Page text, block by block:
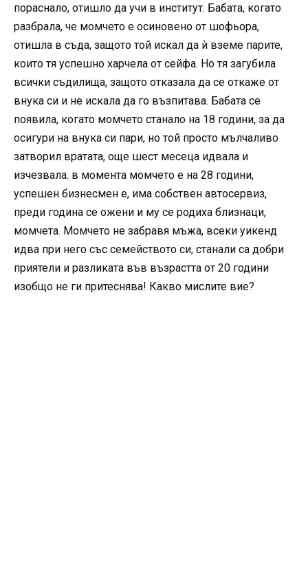
пораснало, отишло да учи в институт. Бабата, когато
разбрала, че момчето е осиновено от шофьора,
отишла в съда, защото той искал да ѝ вземе парите,
които тя успешно харчела от сейфа. Но тя загубила
всички съдилища, защото отказала да се откаже от
внука си и не искала да го възпитава. Бабата се
появила, когато момчето станало на 18 години, за да
осигури на внука си пари, но той просто мълчаливо
затворил вратата, още шест месеца идвала и
изчезвала. в момента момчето е на 28 години,
успешен бизнесмен е, има собствен автосервиз,
преди година се ожени и му се родиха близнаци,
момчета. Момчето не забравя мъжа, всеки уикенд
идва при него със семейството си, станали са добри
приятели и разликата във възрастта от 20 години
изобщо не ги притеснява! Какво мислите вие?